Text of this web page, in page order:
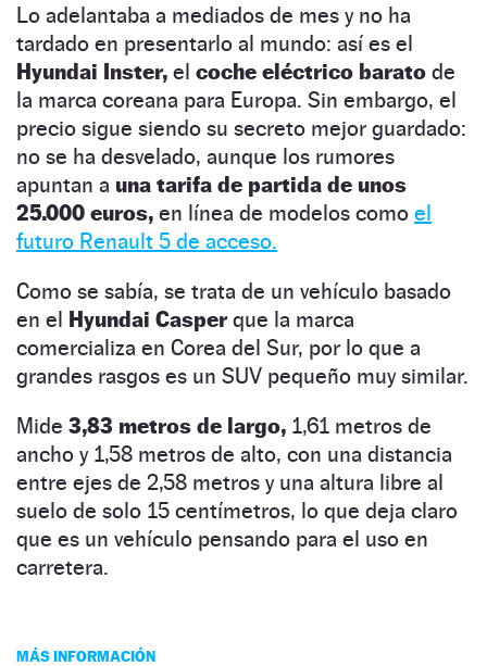
Lo adelantaba a mediados de mes y no ha
tardado en presentarlo al mundo: así es el
Hyundai Inster, el coche eléctrico barato de
la marca coreana para Europa. Sin embargo, el
precio sigue siendo su secreto mejor guardado:
no se ha desvelado, aunque los rumores
apuntan a una tarifa de partida de unos
25.000 euros, en línea de modelos como el
futuro Renault 5 de acceso.
Como se sabía, se trata de un vehículo basado
en el Hyundai Casperque la marca
comercializa en Corea del Sur, por lo que a
grandes rasgos es un SUV pequeño muy similar.
Mide 3,83 metros de largo, 1,61 metros de
ancho y 1,58 metros de alto, con una distancia
entre ejes de 2,58 metros y una altura libre al
suelo de solo 15 centímetros, lo que deja claro
que es un vehículo pensando para el uso en
carretera.
MÁS INFORMACIÓN